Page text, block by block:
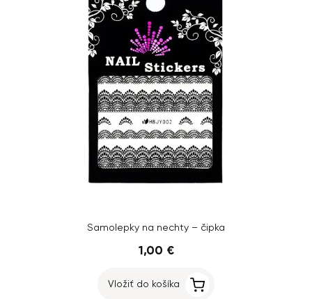
Samolepky na nechty – čipka
1,00 €
Vložiť do košíka